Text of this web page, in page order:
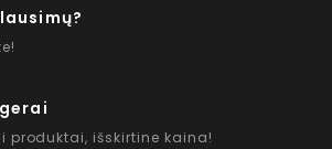
produktai, išskirtine kaina!